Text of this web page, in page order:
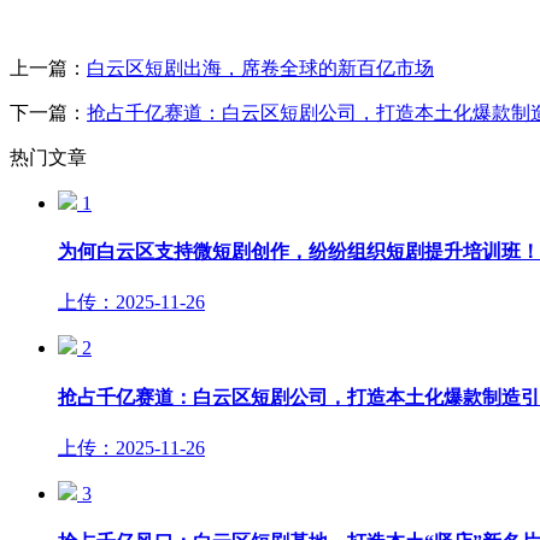
上一篇： 白云区短剧出海，席卷全球的新百亿市场
下一篇： 抢占千亿赛道：白云区短剧公司，打造本土化爆款制
热门文章
1
为何白云区支持微短剧创作，纷纷组织短剧提升培训班！
上传：2025-11-26
2
抢占千亿赛道：白云区短剧公司，打造本土化爆款制造
上传：2025-11-26
3